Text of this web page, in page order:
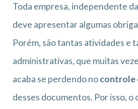
Toda empresa, independente
deve apresentar algumas
Porém, são tantas atividades e
administrativas, que muitas
acaba se perdendo nocontrole
desses documentos. Por isso, o